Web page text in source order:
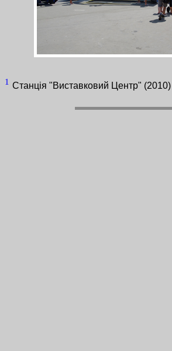
1 Станція "Виставковий Центр" (2010)